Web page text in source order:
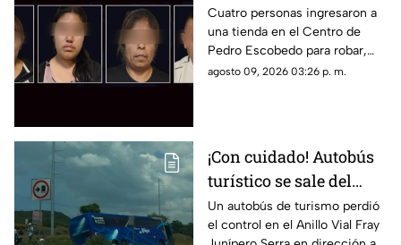
comercio sobre la
Autopista 57 en
Querétaro
Cuatro personas ingresaron a
una tienda en el Centro de
Pedro Escobedo para robar,
fueron detenidos sobre la
agosto 09, 2026 03:26 p. m.
¡Con cuidado! Autobús
turístico se sale del
camino en el Anillo
Vial Fray Junípero
Un autobús de turismo perdió
el control en el Anillo Vial Fray